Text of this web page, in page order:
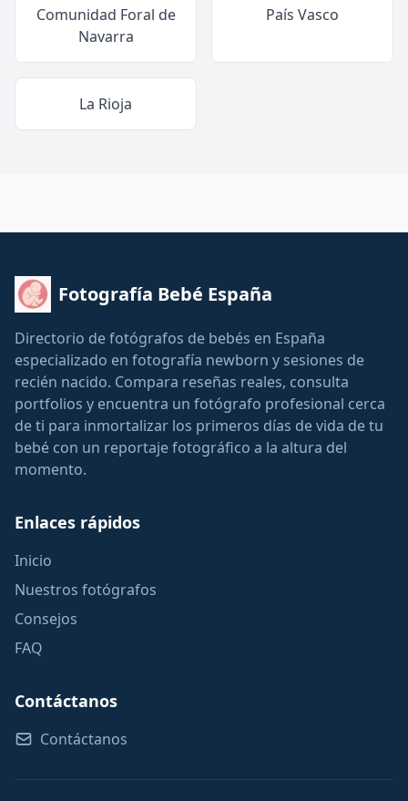
Comunidad Foral de
Navarra
País Vasco
La Rioja
Fotografía Bebé España
Directorio de fotógrafos de bebés en España
especializado en fotografía newborn y sesiones de
recién nacido. Compara reseñas reales, consulta
portfolios y encuentra un fotógrafo profesional cerca
de ti para inmortalizar los primeros días de vida de tu
bebé con un reportaje fotográfico a la altura del
momento.
Enlaces rápidos
Inicio
Nuestros fotógrafos
Consejos
FAQ
Contáctanos
Contáctanos